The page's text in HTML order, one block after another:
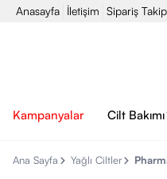
Anasayfa İletişim Sipariş Takip
Kampanyalar Cilt Bakımı
Ana Sayfa Yağlı Ciltler